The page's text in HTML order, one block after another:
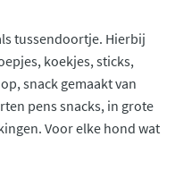
tussendoortje. Hierbij
koekjes, sticks,
snack gemaakt van
pens snacks, in grote
Voor elke hond wat